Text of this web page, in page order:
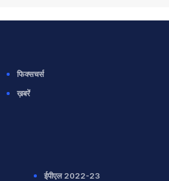
फिक्सचर्स
ख़बरें
ईपीएल 2022-23